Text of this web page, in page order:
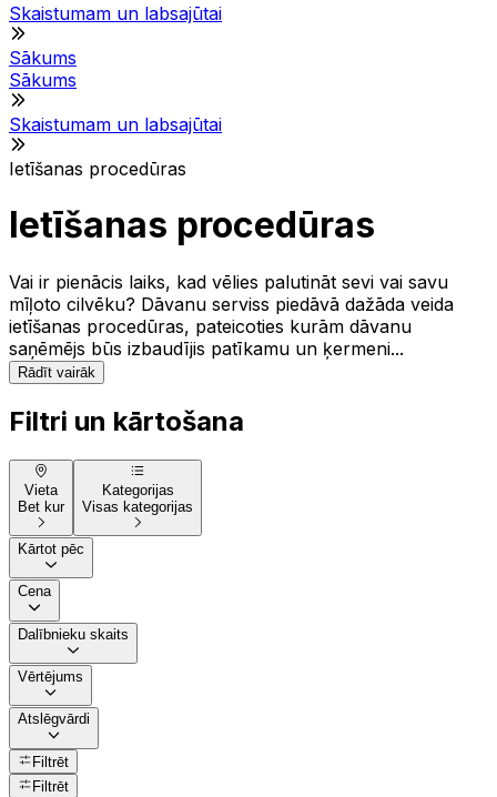
Skaistumam un labsajūtai
Sākums
Sākums
Skaistumam un labsajūtai
Ietīšanas procedūras
Ietīšanas procedūras
Vai ir pienācis laiks, kad vēlies palutināt sevi vai savu
mīļoto cilvēku? Dāvanu serviss piedāvā dažāda veida
ietīšanas procedūras, pateicoties kurām dāvanu
saņēmējs būs izbaudījis patīkamu un ķermeni...
Rādīt vairāk
Filtri un kārtošana
Vieta
Bet kur
Kategorijas
Visas kategorijas
Kārtot pēc
Cena
Dalībnieku skaits
Vērtējums
Atslēgvārdi
Filtrēt
Filtrēt